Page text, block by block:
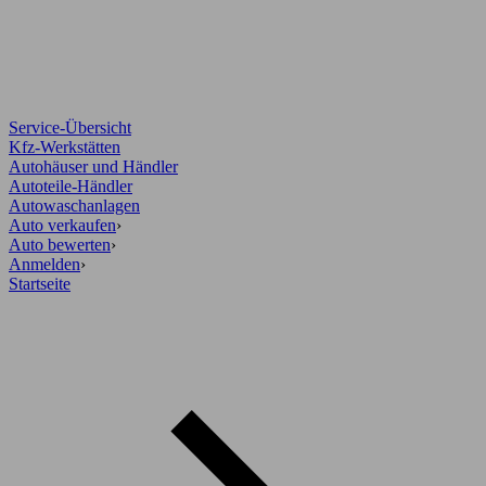
Service-Übersicht
Kfz-Werkstätten
Autohäuser und Händler
Autoteile-Händler
Autowaschanlagen
Auto verkaufen›
Auto bewerten›
Anmelden›
Startseite